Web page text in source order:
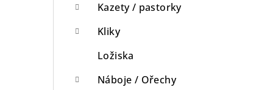
Kazety / pastorky
Kliky
Ložiska
Náboje / Ořechy